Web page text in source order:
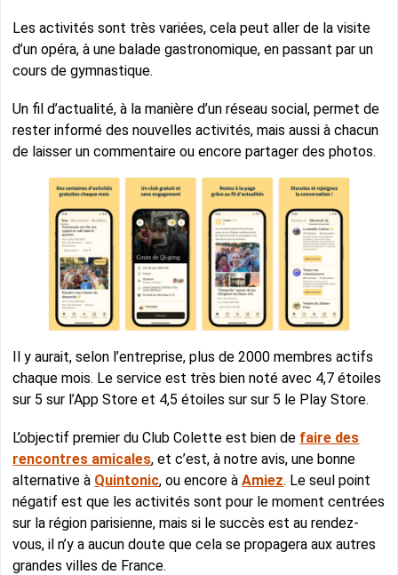
Les activités sont très variées, cela peut aller de la visite
d’un opéra, à une balade gastronomique, en passant par un
cours de gymnastique.
Un fil d’actualité, à la manière d’un réseau social, permet de
rester informé des nouvelles activités, mais aussi à chacun
de laisser un commentaire ou encore partager des photos.
Il y aurait, selon l’entreprise, plus de 2000 membres actifs
chaque mois. Le service est très bien noté avec 4,7 étoiles
sur 5 sur l’App Store et 4,5 étoiles sur sur 5 le Play Store.
L’objectif premier du Club Colette est bien de faire des
rencontres amicales, et c’est, à notre avis, une bonne
alternative à Quintonic, ou encore àAmiez. Le seul point
négatif est que les activités sont pour le moment centrées
sur la région parisienne, mais si le succès est au rendez-
vous, il n’y a aucun doute que cela se propagera aux autres
grandes villes de France.